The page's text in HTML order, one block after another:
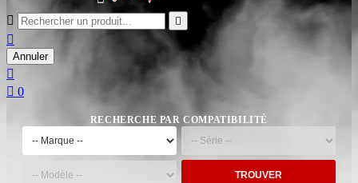
 

Annuler

 0
RECHERCHE PAR COMPATIBILITÉ
TROUVER